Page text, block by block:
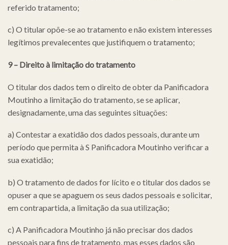
referido tratamento;
c) O titular opõe-se ao tratamento e não existem interesses
legítimos prevalecentes que justifiquem o tratamento;
9 – Direito à limitação do tratamento
O titular dos dados tem o direito de obter da Panificadora
Moutinho a limitação do tratamento, se se aplicar,
designadamente, uma das seguintes situações:
a) Contestar a exatidão dos dados pessoais, durante um
período que permita à S Panificadora Moutinho verificar a
sua exatidão;
b) O tratamento de dados for lícito e o titular dos dados se
opuser a que se apaguem os seus dados pessoais e solicitar,
em contrapartida, a limitação da sua utilização;
c) A Panificadora Moutinho já não precisar dos dados
pessoais para fins de tratamento, mas esses dados são